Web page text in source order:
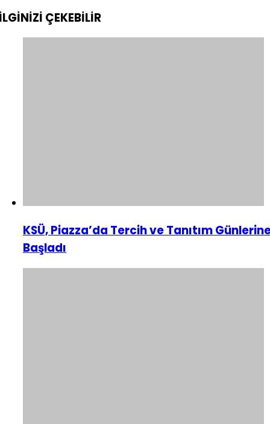
ÇEKEBİLİR
KSÜ, Piazza’da Tercih ve Tanıtım
Başladı